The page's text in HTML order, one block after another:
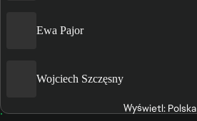
Ewa Pajor
Wojciech Szczęsny
Wyświetl: Polska